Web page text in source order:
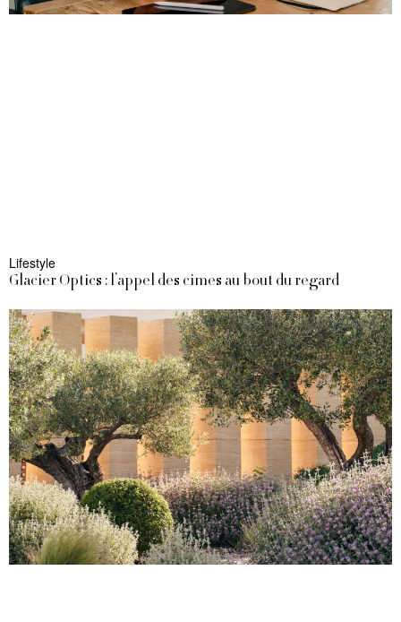
Lifestyle
Glacier Optics : l’appel des cimes au bout du regard